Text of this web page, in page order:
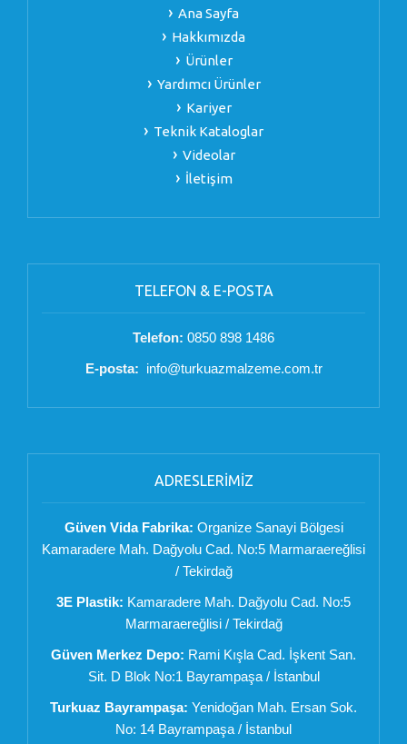
Ana Sayfa
Hakkımızda
Ürünler
Yardımcı Ürünler
Kariyer
Teknik Kataloglar
Videolar
İletişim
TELEFON & E-POSTA
Telefon: 0850 898 1486
E-posta: info@turkuazmalzeme.com.tr
ADRESLERİMİZ
Güven Vida Fabrika: Organize Sanayi Bölgesi
Kamaradere Mah. Dağyolu Cad. No:5 Marmaraereğlisi
/ Tekirdağ
3E Plastik: Kamaradere Mah. Dağyolu Cad. No:5
Marmaraereğlisi / Tekirdağ
Güven Merkez Depo: Rami Kışla Cad. İşkent San.
Sit. D Blok No:1 Bayrampaşa / İstanbul
Turkuaz Bayrampaşa: Yenidoğan Mah. Ersan Sok.
No: 14 Bayrampaşa / İstanbul